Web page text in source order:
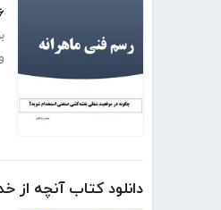
دانلود کتاب آنچه از